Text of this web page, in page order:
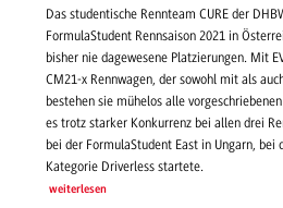
Das studentische Rennteam CURE der
FormulaStudent Rennsaison 2021 in
bisher nie dagewesene Platzierungen. Mit
CM21-x Rennwagen, der sowohl mit als
bestehen sie mühelos alle
es trotz starker Konkurrenz bei allen drei
bei der FormulaStudent East in Ungarn, bei
Kategorie Driverless startete.
weiterlesen